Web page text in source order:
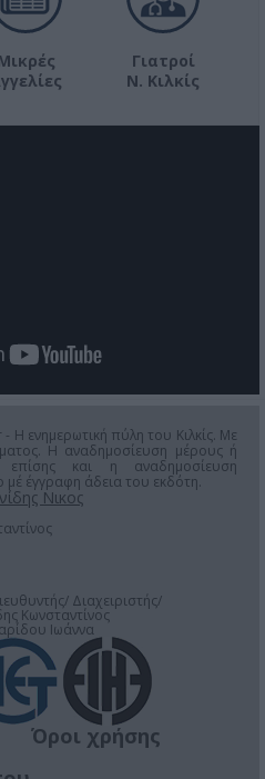
Γιατροί
Ν. Κιλκίς
ενημερωτική πύλη του Κιλκίς. Με
Η αναδημοσίευση μέρους ή
και η αναδημοσίευση
έγγραφη άδεια του εκδότη.
Νικος
Διαχειριστής/
Κωνσταντίνος
Ιωάννα
Όροι χρήσης